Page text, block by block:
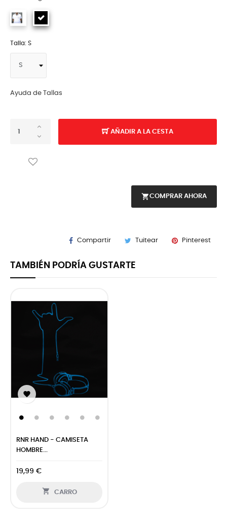
Talla: S
Ayuda de Tallas
AÑADIR A LA CESTA
shopping_cartCOMPRAR AHORA
Compartir Tuitear Pinterest
TAMBIÉN PODRÍA GUSTARTE

RNR HAND - CAMISETA
HOMBRE...
19,99 €
 CARRO